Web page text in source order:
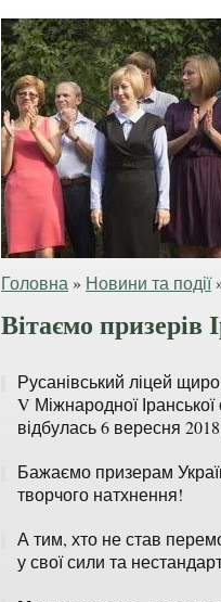
Головна » Новини та події
Вітаємо призерів
Русанівський ліцей
V Міжнародної Іранської
відбулась 6 вересня
Бажаємо призерам
творчого натхнення!
А тим, хто не став
у свої сили та